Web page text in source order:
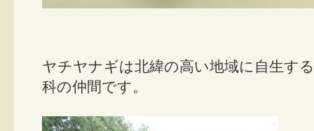
ヤチヤナギは北緯の高い地域に自生す
科の仲間です。